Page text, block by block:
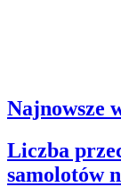
Najnowsze
Liczba
samolotów